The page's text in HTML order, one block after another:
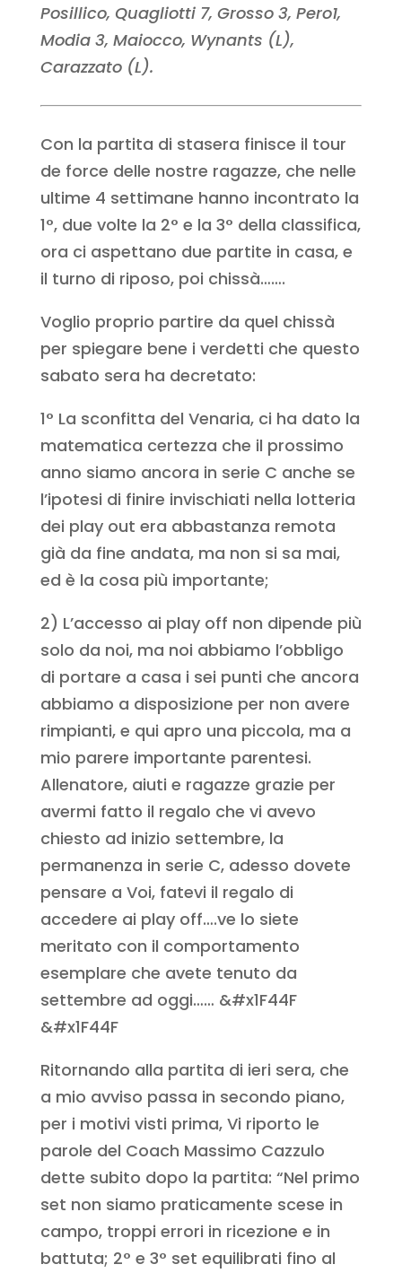
Posillico, Quagliotti 7, Grosso 3, Pero1,
Modia 3, Maiocco, Wynants (L),
Carazzato (L).
Con la partita di stasera finisce il tour
de force delle nostre ragazze, che nelle
ultime 4 settimane hanno incontrato la
1°, due volte la 2° e la 3° della classifica,
ora ci aspettano due partite in casa, e
il turno di riposo, poi chissà…….
Voglio proprio partire da quel chissà
per spiegare bene i verdetti che questo
sabato sera ha decretato:
1° La sconfitta del Venaria, ci ha dato la
matematica certezza che il prossimo
anno siamo ancora in serie C anche se
l’ipotesi di finire invischiati nella lotteria
dei play out era abbastanza remota
già da fine andata, ma non si sa mai,
ed è la cosa più importante;
2) L’accesso ai play off non dipende più
solo da noi, ma noi abbiamo l’obbligo
di portare a casa i sei punti che ancora
abbiamo a disposizione per non avere
rimpianti, e qui apro una piccola, ma a
mio parere importante parentesi.
Allenatore, aiuti e ragazze grazie per
avermi fatto il regalo che vi avevo
chiesto ad inizio settembre, la
permanenza in serie C, adesso dovete
pensare a Voi, fatevi il regalo di
accedere ai play off….ve lo siete
meritato con il comportamento
esemplare che avete tenuto da
settembre ad oggi…… &#x1F44F
&#x1F44F
Ritornando alla partita di ieri sera, che
a mio avviso passa in secondo piano,
per i motivi visti prima, Vi riporto le
parole del Coach Massimo Cazzulo
dette subito dopo la partita: “Nel primo
set non siamo praticamente scese in
campo, troppi errori in ricezione e in
battuta; 2° e 3° set equilibrati fino al